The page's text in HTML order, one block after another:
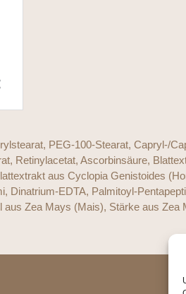
PEG-100-Stearat, Capryl-/
Retinylacetat, Ascorbinsäure,
aus Cyclopia Genistoides
EDTA, Palmitoyl-
Zea Mays (Mais), Stärke aus Zea